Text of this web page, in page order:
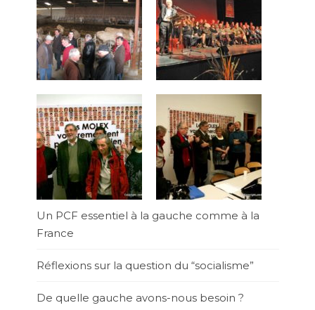
Un PCF essentiel à la gauche comme à la
France
Réflexions sur la question du “socialisme”
De quelle gauche avons-nous besoin ?